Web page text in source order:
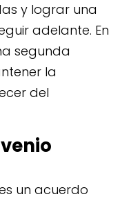
y lograr una
adelante. En
segunda
la
del
un acuerdo